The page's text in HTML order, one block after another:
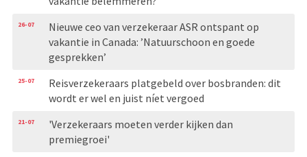
26-07
Nieuwe ceo van verzekeraar ASR ontspant op
vakantie in Canada: ’Natuurschoon en goede
gesprekken’
25-07
Reisverzekeraars platgebeld over bosbranden: dit
wordt er wel en juist níet vergoed
21-07
'Verzekeraars moeten verder kijken dan
premiegroei'